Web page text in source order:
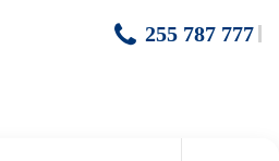
255 787 777